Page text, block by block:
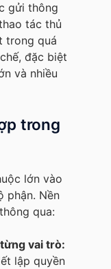
gửi thông
tác thủ
trong quá
đặc biệt
và nhiều
trong
lớn vào
phận. Nền
qua:
vai trò:
lập quyền